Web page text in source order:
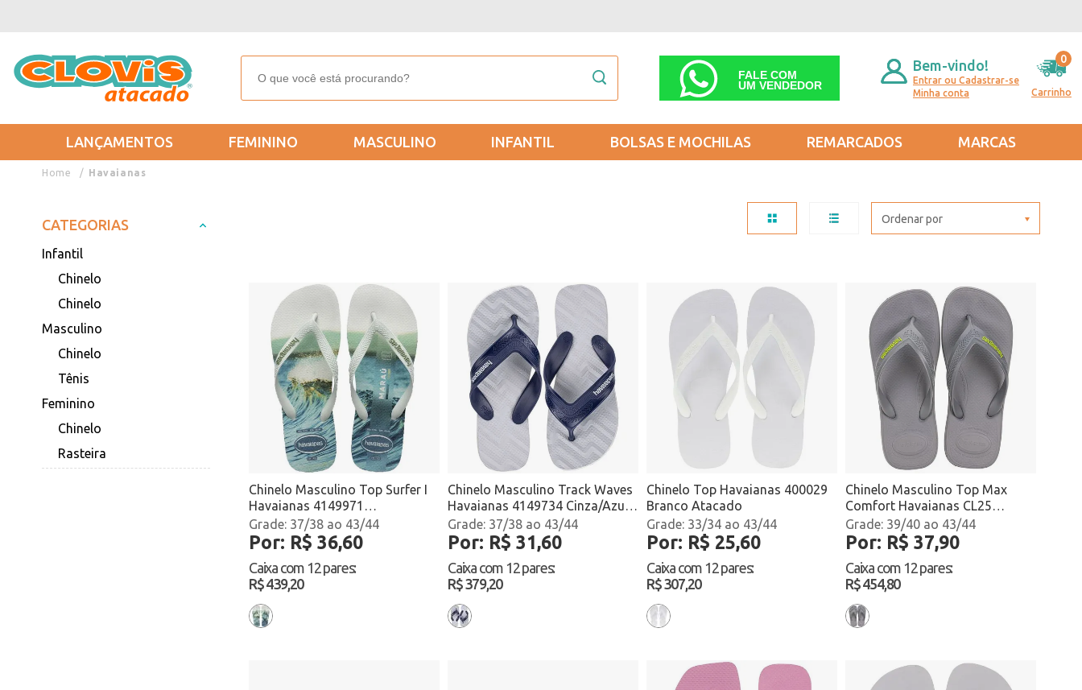
FALE COM
UM VENDEDOR
Bem-vindo!
Entrar ou Cadastrar-se
Minha conta
Carrinho
0
LANÇAMENTOS FEMININO MASCULINO INFANTIL BOLSAS E MOCHILAS REMARCADOS MARCAS
Havaianas
CATEGORIAS
Infantil
Chinelo
Chinelo
Masculino
Chinelo
Tênis
Feminino
Chinelo
Rasteira
Ordenar por
Chinelo Masculino Top Surfer I
Havaianas 4149971
Branco/Verde Atacado
37/38 ao 43/44
Por: R$ 36,60
Caixa com 12 pares:
R$ 439,20
Chinelo Masculino Track Waves
Havaianas 4149734 Cinza/Azul
Atacado37/38 ao 43/44
Por: R$ 31,60
Caixa com 12 pares:
R$ 379,20
Chinelo Top Havaianas 400029
Branco Atacado
33/34 ao 43/44
Por: R$ 25,60
Caixa com 12 pares:
R$ 307,20
Chinelo Masculino Top Max
Comfort Havaianas CL25
Cinza/Verde Atacado
39/40 ao 43/44
Por: R$ 37,90
Caixa com 12 pares:
R$ 454,80